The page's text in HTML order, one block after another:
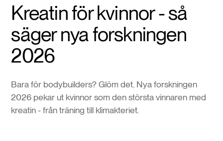
Kreatin för kvinnor - så
säger nya forskningen
2026
Bara för bodybuilders? Glöm det. Nya forskningen
2026 pekar ut kvinnor som den största vinnaren med
kreatin - från träning till klimakteriet.